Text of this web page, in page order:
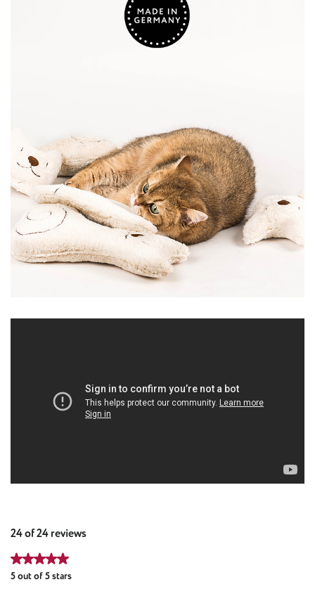
24 of 24 reviews
Average rating of 5 out of 5 stars
5 out of 5 stars